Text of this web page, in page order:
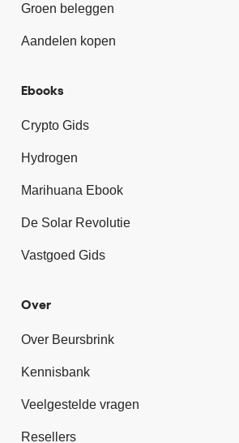
Groen beleggen
Aandelen kopen
Ebooks
Crypto Gids
Hydrogen
Marihuana Ebook
De Solar Revolutie
Vastgoed Gids
Over
Over Beursbrink
Kennisbank
Veelgestelde vragen
Resellers